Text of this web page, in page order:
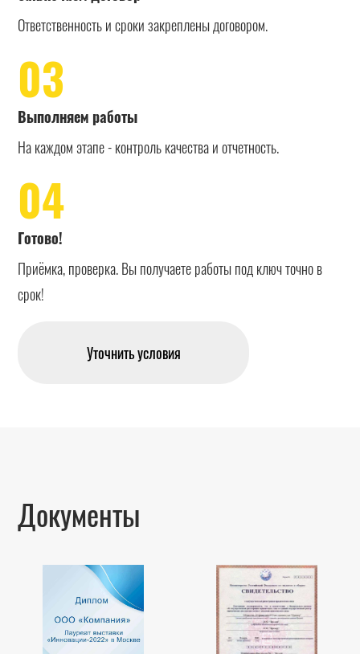
Ответственность и сроки закреплены договором.
03
Выполняем работы
На каждом этапе - контроль качества и отчетность.
04
Готово!
Приёмка, проверка. Вы получаете работы под ключ точно в
срок!
Уточнить условия
Документы